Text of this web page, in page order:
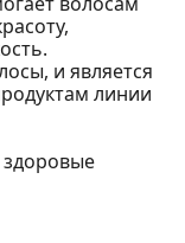
и является
линии